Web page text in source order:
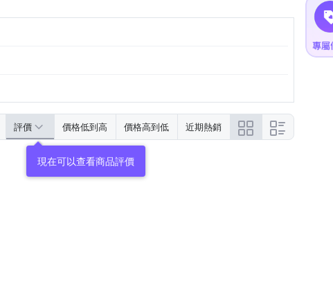
評價 價格低到高 價格高到低 近期熱銷
現在可以查看商品評價